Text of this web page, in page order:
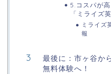
5.コスパが
「ミライズ
ミライズ
報
最後に：市ヶ谷か
無料体験へ！